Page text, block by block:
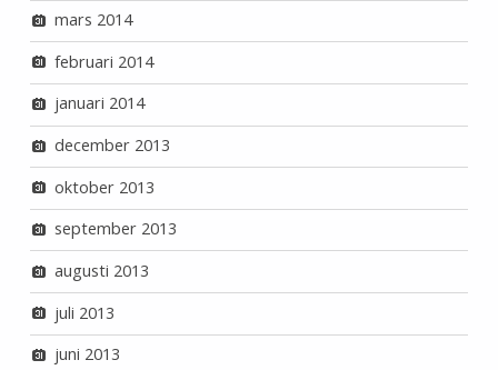
mars 2014
februari 2014
januari 2014
december 2013
oktober 2013
september 2013
augusti 2013
juli 2013
juni 2013